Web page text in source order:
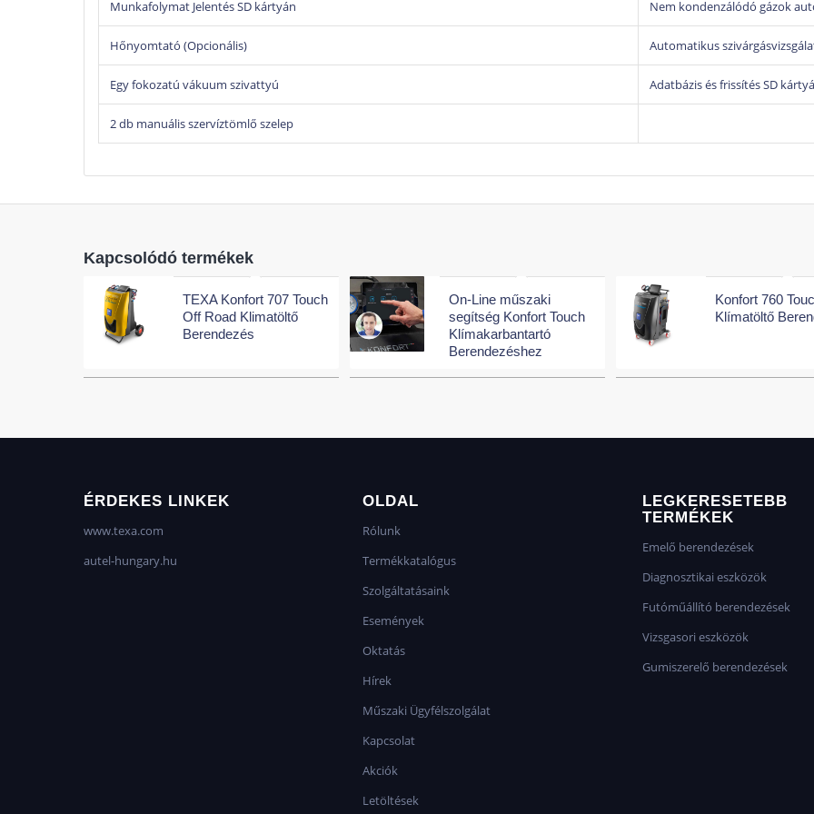
: nem irodai dísznek készült –
Letisztult menürendszer: nincsenek felesleges
Pontosság, megbízhatóság: nem kínai
munkaeredmény.
Kinek ajánlott?
Olyanszemélyautó- és kisteherautó
Aholnapi szinten van klímaszerviz, de nem
Munkafolymat Jelentés SD kártyán Nem kondenzálódó gázok
Hőnyomtató (Opcionális) Automatikus
Egy fokozatú vákuum szivattyú Adatbázis és frissítés SD
2 db manuális szervíztömlő szelep
Kapcsolódó termékek
TEXA Konfort 707 Touch
Off Road Klimatöltő
Berendezés
On-Line műszaki
segítség Konfort Touch
Klímakarbantartó
Berendezéshez
Konfort 760
Klímatöltő
ÉRDEKES LINKEK
www.texa.com
autel-hungary.hu
OLDAL
Rólunk
Termékkatalógus
Szolgáltatásaink
Események
Oktatás
Hírek
Műszaki Ügyfélszolgálat
Kapcsolat
Akciók
Letöltések
LEGKERESETEBB
TERMÉKEK
Emelő berendezések
Diagnosztikai eszközök
Futóműállító berendezések
Vizsgasori eszközök
Gumiszerelő berendezések